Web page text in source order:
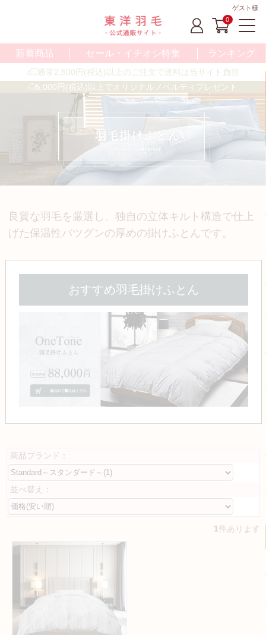
ゲスト様
0
新着商品 セール・イチオシ特集 ランキング
通常2,500円(税込)以上のご注文で送料は当サイト負担
5,000円(税込)以上でオリジナルノベルティプレゼント
良質な羽毛を厳選し、独自の立体キルト構造で仕上
げた保温性バツグンの厚めの掛けふとんです。
おすすめ羽毛掛けふとん
商品ブランド：
並べ替え：
1 件あります